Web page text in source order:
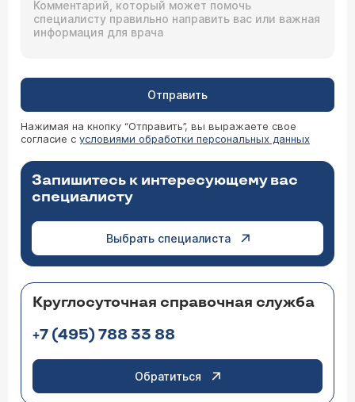
Отправить
Нажимая на кнопку “Отправить”, вы выражаете свое
согласие с условиями обработки персональных данных
Запишитесь к интересующему вас
специалисту
Выбрать специалиста
Круглосуточная справочная служба
+7 (495) 788 33 88
Обратиться